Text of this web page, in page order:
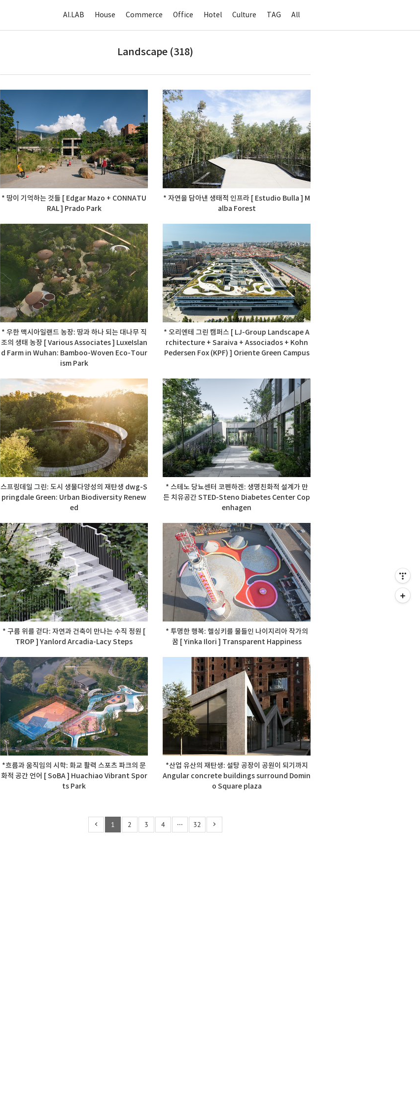
AI.LAB House Commerce Office Hotel Culture TAG All
Landscape (318)
* 땅이 기억하는 것들 [ Edgar Mazo + CONNATU
RAL ] Prado Park
* 자연을 담아낸 생태적 인프라 [ Estudio Bulla ] M
alba Forest
* 우한 맥시아일랜드 농장: 땅과 하나 되는 대나무 직
조의 생태 농장 [ Various Associates ] LuxeIslan
d Farm in Wuhan: Bamboo-Woven Eco-Tour
ism Park
* 오리엔테 그린 캠퍼스 [ LJ-Group Landscape A
rchitecture + Saraiva + Associados + Kohn
Pedersen Fox (KPF) ] Oriente Green Campus
스프링데일 그린: 도시 생물다양성의 재탄생 dwg-S
pringdale Green: Urban Biodiversity Renew
ed
* 스테노 당뇨센터 코펜하겐: 생명친화적 설계가 만
든 치유공간 STED-Steno Diabetes Center Cop
enhagen
* 구름 위를 걷다: 자연과 건축이 만나는 수직 정원 [
TROP ] Yanlord Arcadia-Lacy Steps
* 투명한 행복: 헬싱키를 물들인 나이지리아 작가의
꿈 [ Yinka Ilori ] Transparent Happiness
*흐름과 움직임의 시학: 화교 활력 스포츠 파크의 문
화적 공간 언어 [ SoBA ] Huachiao Vibrant Spor
ts Park
*산업 유산의 재탄생: 설탕 공장이 공원이 되기까지
Angular concrete buildings surround Domin
o Square plaza
1 2 3 4 ··· 32